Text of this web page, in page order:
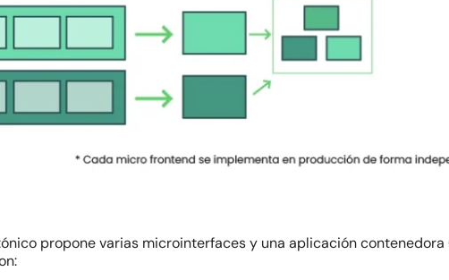
propone varias microinterfaces y una aplicación contenedora